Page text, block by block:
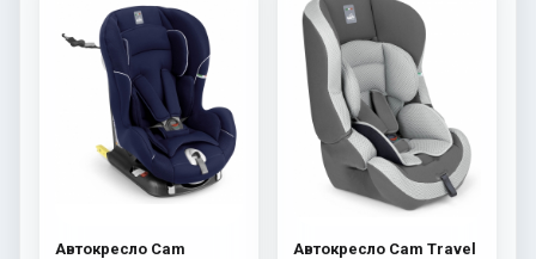
Автокресло Cam
Автокресло Cam Travel